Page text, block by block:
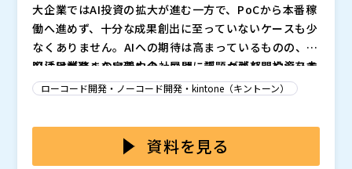
大企業ではAI投資の拡大が進む一方で、PoCから本番稼
働へ進めず、十分な成果創出に至っていないケースも少
なくありません。AIへの期待は高まっているものの、実
際には業務への定着や全社展開に課題が残り、投資を本
番稼働や経営成果へ結びつけることが、多くの企業にと
AI活用が進まない理由の一つは、データが部門やシステ
ムごとに分かれたままで、必要な情報を業務横断で使え
で、AIを作れても現場で使われ続ける形まで持っていく
ことが難しくなります。
な基本構造を整理する導入編です。シーメンス社の
をもとに、分断されたデータをどう統合し、AIの開発・
ローコード開発・ノーコード開発・kintone（キントーン）
資料を見る